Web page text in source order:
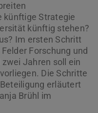
künftige Strategie
künftig stehen?
Im ersten Schritt
Forschung und
Jahren soll ein
Die Schritte
erläutert
Brühl im